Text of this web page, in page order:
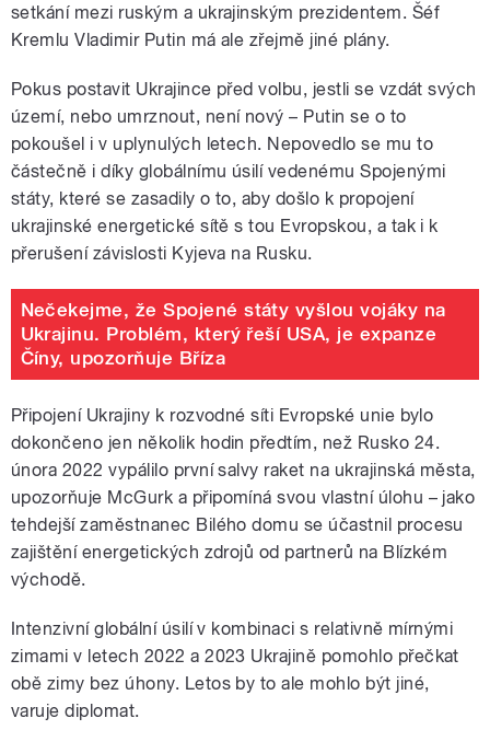
setkání mezi ruským a ukrajinským prezidentem. Šéf
Kremlu Vladimir Putin má ale zřejmě jiné plány.
Pokus postavit Ukrajince před volbu, jestli se vzdát svých
území, nebo umrznout, není nový – Putin se o to
pokoušel i v uplynulých letech. Nepovedlo se mu to
částečně i díky globálnímu úsilí vedenému Spojenými
státy, které se zasadily o to, aby došlo k propojení
ukrajinské energetické sítě s tou Evropskou, a tak i k
přerušení závislosti Kyjeva na Rusku.
Nečekejme, že Spojené státy vyšlou vojáky na
Ukrajinu. Problém, který řeší USA, je expanze
Číny, upozorňuje Bříza
Připojení Ukrajiny k rozvodné síti Evropské unie bylo
dokončeno jen několik hodin předtím, než Rusko 24.
února 2022 vypálilo první salvy raket na ukrajinská města,
upozorňuje McGurk a připomíná svou vlastní úlohu – jako
tehdejší zaměstnanec Bilého domu se účastnil procesu
zajištění energetických zdrojů od partnerů na Blízkém
východě.
Intenzivní globální úsilí v kombinaci s relativně mírnými
zimami v letech 2022 a 2023 Ukrajině pomohlo přečkat
obě zimy bez úhony. Letos by to ale mohlo být jiné,
varuje diplomat.